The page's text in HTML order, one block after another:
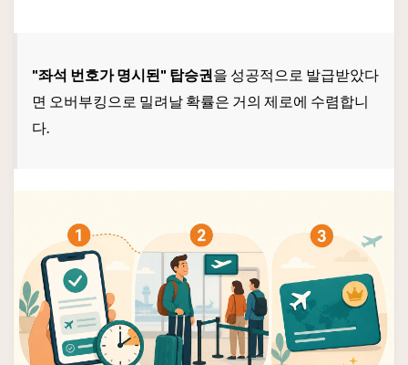
"좌석 번호가 명시된" 탑승권을 성공적으로 발급받았다
면 오버부킹으로 밀려날 확률은 거의 제로에 수렴합니
다.